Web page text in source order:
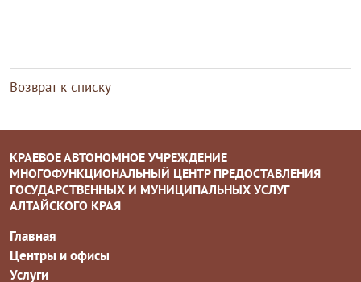
Возврат к списку
КРАЕВОЕ АВТОНОМНОЕ УЧРЕЖДЕНИЕ
МНОГОФУНКЦИОНАЛЬНЫЙ ЦЕНТР ПРЕДОСТАВЛЕНИЯ
ГОСУДАРСТВЕННЫХ И МУНИЦИПАЛЬНЫХ УСЛУГ
АЛТАЙСКОГО КРАЯ
Главная
Центры и офисы
Услуги